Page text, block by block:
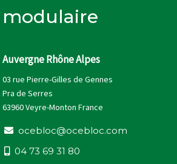
modulaire
Auvergne Rhône Alpes
03 rue Pierre-Gilles de Gennes
Pra de Serres
63960 Veyre-Monton France
ocebloc@ocebloc.com
04 73 69 31 80